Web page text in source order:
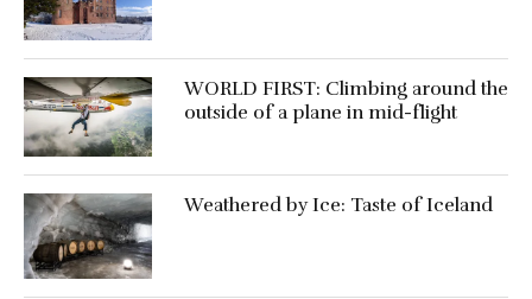
WORLD FIRST: Climbing around the
outside of a plane in mid-flight
Weathered by Ice: Taste of Iceland